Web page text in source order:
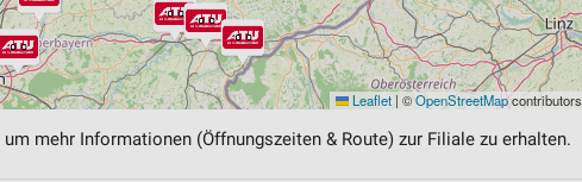
Leaflet | ©OpenStreetMapcontributors
mehr Informationen (Öffnungszeiten & Route) zur Filiale zu erhalten.